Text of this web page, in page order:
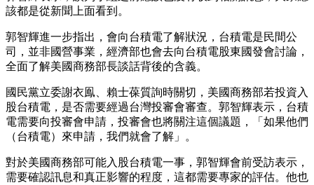
該都是從新聞上面看到。
郭智輝進一步指出，會向台積電了解狀況，台積電是民間公
司，並非國營事業，經濟部也會去向台積電股東國發會討論，
全面了解美國商務部長談話背後的含義。
國民黨立委謝衣鳯、賴士葆質詢時關切，美國商務部若投資入
股台積電，是否需要經過台灣投審會審查。郭智輝表示，台積
電需要向投審會申請，投審會也將關注這個議題，「如果他們
（台積電）來申請，我們就會了解」。
對於美國商務部可能入股台積電一事，郭智輝會前受訪表示，
需要確認訊息和真正影響的程度，這都需要專家的評估。他也